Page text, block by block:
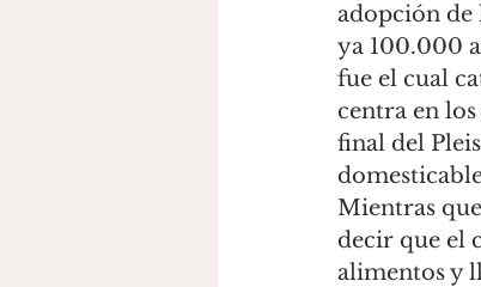
adopción de
ya 100.000
fue el cual
centra en
final del
Mientras
decir que el
alimentos y